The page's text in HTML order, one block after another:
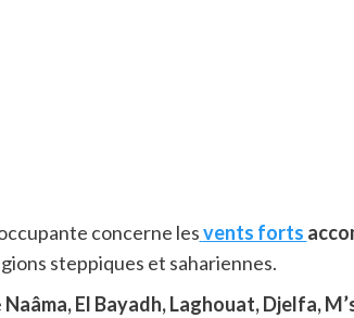
concerne lesvents forts
steppiques et sahariennes.
Naâma, El Bayadh, Laghouat, Djelfa,